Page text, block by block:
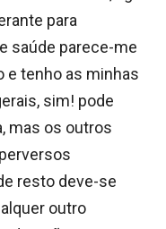
para
saúde parece-me
tenho as minhas
sim! pode
mas os outros
resto deve-se
outro